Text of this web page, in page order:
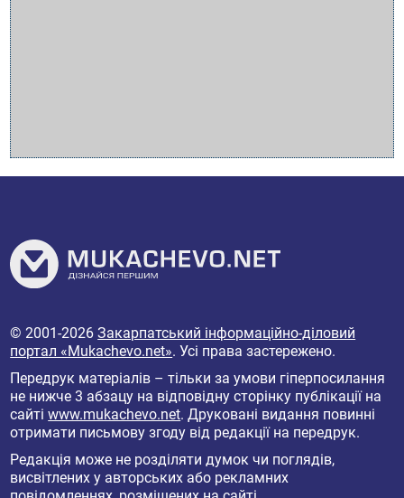
© 2001-2026Закарпатський інформаційно-діловий
портал «Mukachevo.net». Усі права застережено.
Передрук матеріалів – тільки за умови гіперпосилання
не нижче 3 абзацу на відповідну сторінку публікації на
сайтіwww.mukachevo.net. Друковані видання повинні
отримати письмову згоду від редакції на передрук.
Редакція може не розділяти думок чи поглядів,
висвітлених у авторських або рекламних